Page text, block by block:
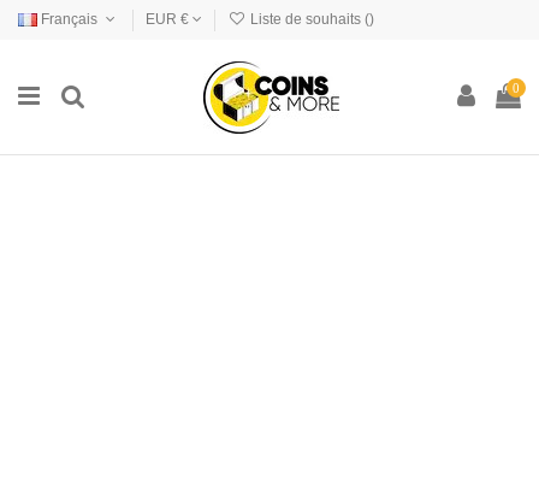
Français EUR € Liste de souhaits ()
0